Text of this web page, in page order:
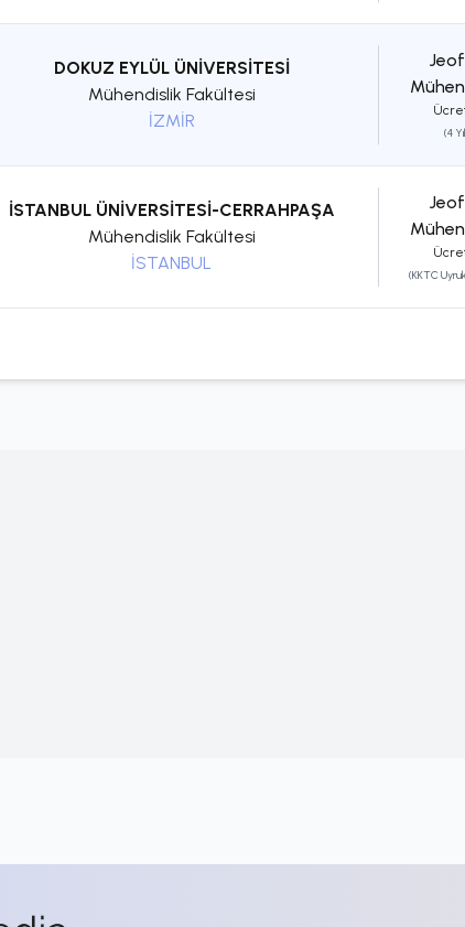
DOKUZ EYLÜL ÜNİVERSİTESİ
Mühendislik Fakültesi
İZMİR
(4
İSTANBUL ÜNİVERSİTESİ-CERRAHPAŞA
Mühendislik Fakültesi
İSTANBUL
(KKTC